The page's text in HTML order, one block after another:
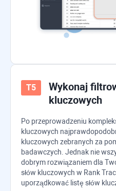
Wykonaj
kluczowych
Po przeprowadzeniu
kluczowych
kluczowych zebranych za
badawczych. Jednak nie
dobrym rozwiązaniem dla
słów kluczowych w Rank
uporządkować listę słów